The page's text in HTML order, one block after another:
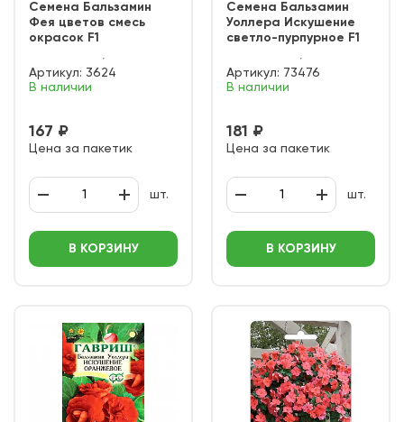
Семена Бальзамин
Фея цветов смесь
окрасок F1
Артикул: 3624
В наличии
167 ₽
Цена за пакетик
шт.
В КОРЗИНУ
Семена Бальзамин
Уоллера Искушение
светло-пурпурное F1
Артикул: 73476
В наличии
181 ₽
Цена за пакетик
шт.
В КОРЗИНУ